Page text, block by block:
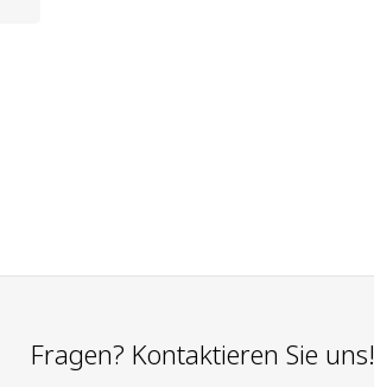
Fragen? Kontaktieren Sie uns!